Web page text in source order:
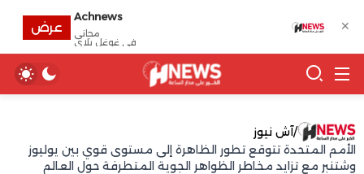
/آش نيوز
الأمم المتحدة تتوقع تطور الظاهرة إلى مستوى قوي بين يوليوز
وشتنبر مع تزايد مخاطر الظواهر الجوية المتطرفة حول العالم
✕
Achnews
مجانى
في غوغل بلاي
عرض